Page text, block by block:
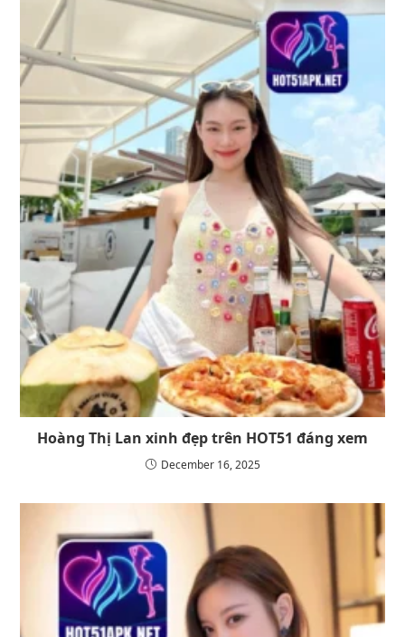
Hoàng Thị Lan xinh đẹp trên HOT51 đáng xem
December 16, 2025